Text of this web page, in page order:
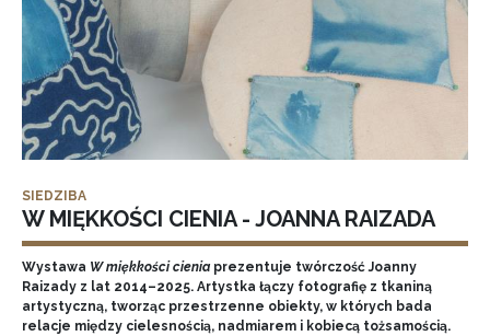
SIEDZIBA
W MIĘKKOŚCI CIENIA - JOANNA RAIZADA
Wystawa W miękkości cieniaprezentuje twórczość Joanny
Raizady z lat 2014–2025. Artystka łączy fotografię z tkaniną
artystyczną, tworząc przestrzenne obiekty, w których bada
relacje między cielesnością, nadmiarem i kobiecą tożsamością.